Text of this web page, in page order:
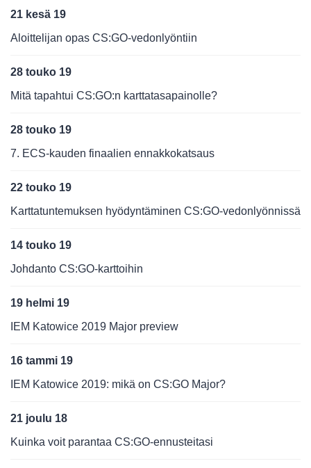
21 kesä 19
Aloittelijan opas CS:GO-vedonlyöntiin
28 touko 19
Mitä tapahtui CS:GO:n karttatasapainolle?
28 touko 19
7. ECS-kauden finaalien ennakkokatsaus
22 touko 19
Karttatuntemuksen hyödyntäminen CS:GO-vedonlyönnissä
14 touko 19
Johdanto CS:GO-karttoihin
19 helmi 19
IEM Katowice 2019 Major preview
16 tammi 19
IEM Katowice 2019: mikä on CS:GO Major?
21 joulu 18
Kuinka voit parantaa CS:GO-ennusteitasi